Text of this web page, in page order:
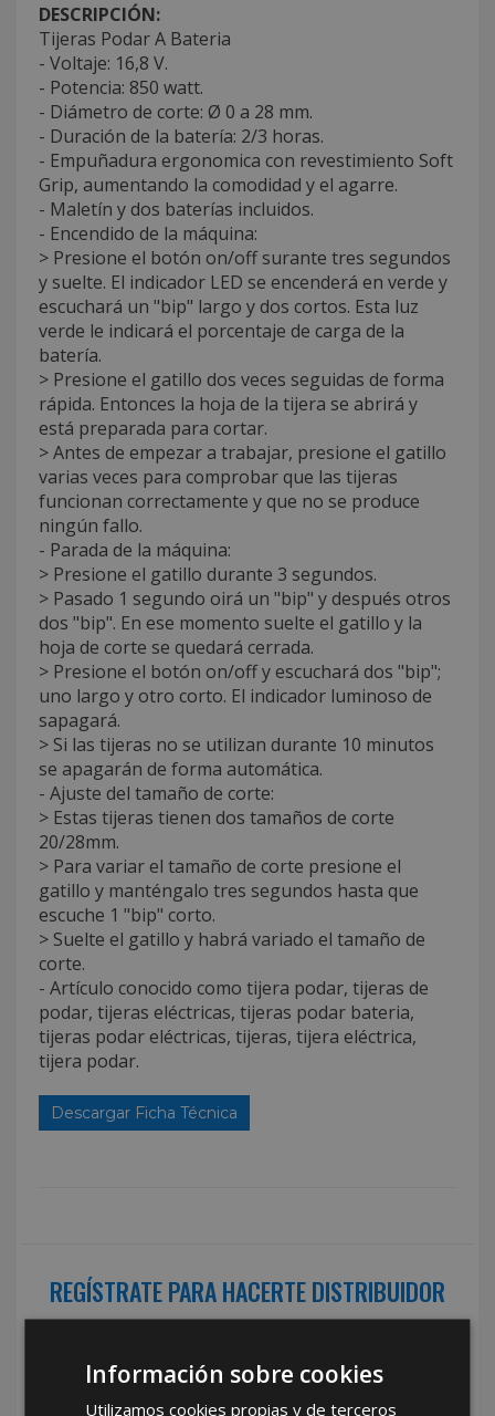
DESCRIPCIÓN:
Tijeras Podar A Bateria
- Voltaje: 16,8 V.
- Potencia: 850 watt.
- Diámetro de corte: Ø 0 a 28 mm.
- Duración de la batería: 2/3 horas.
- Empuñadura ergonomica con revestimiento Soft
Grip, aumentando la comodidad y el agarre.
- Maletín y dos baterías incluidos.
- Encendido de la máquina:
> Presione el botón on/off surante tres segundos
y suelte. El indicador LED se encenderá en verde y
escuchará un "bip" largo y dos cortos. Esta luz
verde le indicará el porcentaje de carga de la
batería.
> Presione el gatillo dos veces seguidas de forma
rápida. Entonces la hoja de la tijera se abrirá y
está preparada para cortar.
> Antes de empezar a trabajar, presione el gatillo
varias veces para comprobar que las tijeras
funcionan correctamente y que no se produce
ningún fallo.
- Parada de la máquina:
> Presione el gatillo durante 3 segundos.
> Pasado 1 segundo oirá un "bip" y después otros
dos "bip". En ese momento suelte el gatillo y la
hoja de corte se quedará cerrada.
> Presione el botón on/off y escuchará dos "bip";
uno largo y otro corto. El indicador luminoso de
sapagará.
> Si las tijeras no se utilizan durante 10 minutos
se apagarán de forma automática.
- Ajuste del tamaño de corte:
> Estas tijeras tienen dos tamaños de corte
20/28mm.
> Para variar el tamaño de corte presione el
gatillo y manténgalo tres segundos hasta que
escuche 1 "bip" corto.
> Suelte el gatillo y habrá variado el tamaño de
corte.
- Artículo conocido como tijera podar, tijeras de
podar, tijeras eléctricas, tijeras podar bateria,
tijeras podar eléctricas, tijeras, tijera eléctrica,
tijera podar.
Descargar Ficha Técnica
REGÍSTRATE PARA HACERTE DISTRIBUIDOR
Desdeaquípodrá ver todas las ventajas de ser
Información sobre cookies
Utilizamos cookies propias y de terceros